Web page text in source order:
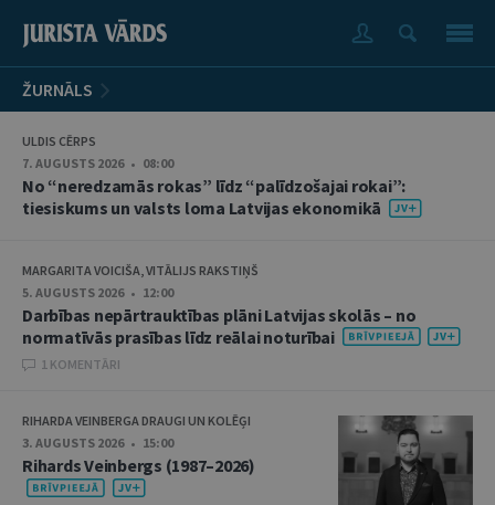
ŽURNĀLS
ULDIS CĒRPS
7. AUGUSTS 2026 • 08:00
No “neredzamās rokas” līdz “palīdzošajai rokai”:
tiesiskums un valsts loma Latvijas ekonomikā
MARGARITA VOICIŠA, VITĀLIJS RAKSTIŅŠ
5. AUGUSTS 2026 • 12:00
Darbības nepārtrauktības plāni Latvijas skolās – no
normatīvās prasības līdz reālai noturībai
1 KOMENTĀRI
RIHARDA VEINBERGA DRAUGI UN KOLĒĢI
3. AUGUSTS 2026 • 15:00
Rihards Veinbergs (1987–2026)